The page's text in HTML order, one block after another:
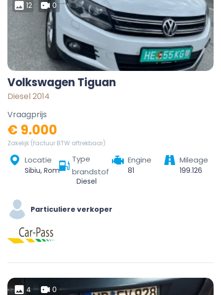
12 0
Volkswagen Tiguan
Diesel 2014
Vraagprijs
€ 9.000
Zakelijk (factuur BTW aftrekbaar)
Locatie
Sibiu, România
Type
brandstof
Diesel
Engine
81
Mileage
199.126
Particuliere verkoper
4 0